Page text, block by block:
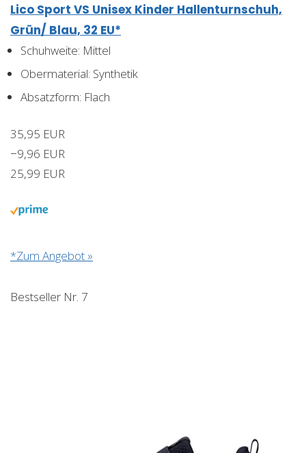
Lico Sport VS Unisex Kinder Hallenturnschuh,
Grün/ Blau, 32 EU*
Schuhweite: Mittel
Obermaterial: Synthetik
Absatzform: Flach
35,95 EUR
−9,96 EUR
25,99 EUR
*Zum Angebot »
Bestseller Nr. 7